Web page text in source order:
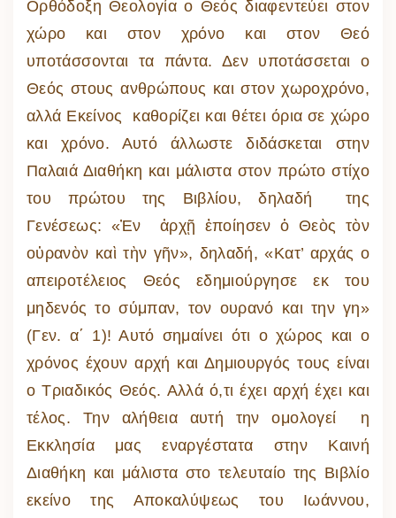
Ορθόδοξη Θεολογία ο Θεός διαφεντεύει στον
χώρο και στον χρόνο και στον Θεό
υποτάσσονται τα πάντα. Δεν υποτάσσεται ο
Θεός στους ανθρώπους και στον χωροχρόνο,
αλλά Εκείνος καθορίζει και θέτει όρια σε χώρο
και χρόνο. Αυτό άλλωστε διδάσκεται στην
Παλαιά Διαθήκη και μάλιστα στον πρώτο στίχο
του πρώτου της Βιβλίου, δηλαδή της
Γενέσεως: «Ἐν ἀρχῇ ἐποίησεν ὁ Θεὸς τὸν
οὐρανὸν καὶ τὴν γῆν», δηλαδή, «Κατ’ αρχάς ο
απειροτέλειος Θεός εδημιούργησε εκ του
μηδενός το σύμπαν, τον ουρανό και την γη»
(Γεν. α΄ 1)! Αυτό σημαίνει ότι ο χώρος και ο
χρόνος έχουν αρχή και Δημιουργός τους είναι
ο Τριαδικός Θεός. Αλλά ό,τι έχει αρχή έχει και
τέλος. Την αλήθεια αυτή την ομολογεί η
Εκκλησία μας εναργέστατα στην Καινή
Διαθήκη και μάλιστα στο τελευταίο της Βιβλίο
εκείνο της Αποκαλύψεως του Ιωάννου,